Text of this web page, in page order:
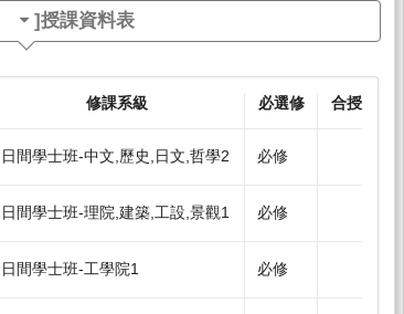
]授課資料表
修課系級 必選修 合授
日間學士班-中文,歷史,日文,哲學2 必修
日間學士班-理院,建築,工設,景觀1 必修
日間學士班-工學院1 必修